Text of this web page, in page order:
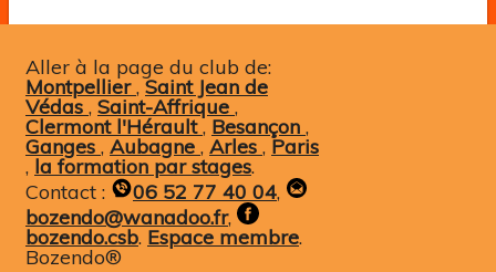
Aller à la page du club de:
Montpellier ,Saint Jean de
Védas , Saint-Affrique ,
Clermont l'Hérault , Besançon ,
Ganges , Aubagne , Arles , Paris
, la formation par stages.
Contact :
06 52 77 40 04,
bozendo@wanadoo.fr,
bozendo.csb. Espace membre.
Bozendo®